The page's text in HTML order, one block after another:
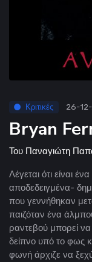
Κριτικές 26-
Bryan
Του Παναγιώτη
Λέγεται ότι είναι
αποδεδειγμένα-
που γεννήθηκαν
παιζόταν ένα
ραντεβού μπορεί
δείπνο υπό το φως
φωνή άρχιζε να